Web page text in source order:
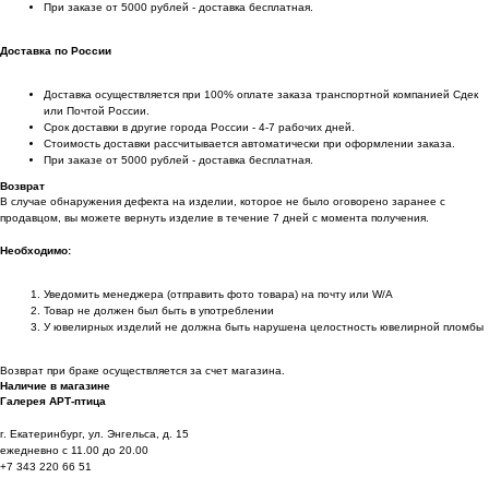
При заказе от 5000 рублей - доставка бесплатная.
Доставка по России
Доставка осуществляется при 100% оплате заказа транспортной компанией Сдек
или Почтой России.
Срок доставки в другие города России - 4-7 рабочих дней.
Стоимость доставки рассчитывается автоматически при оформлении заказа.
При заказе от 5000 рублей - доставка бесплатная.
Возврат
В случае обнаружения дефекта на изделии, которое не было оговорено заранее с
продавцом, вы можете вернуть изделие в течение 7 дней с момента получения.
Необходимо:
Уведомить менеджера (отправить фото товара) на почту или W/А
Товар не должен был быть в употреблении
У ювелирных изделий не должна быть нарушена целостность ювелирной пломбы
Возврат при браке осуществляется за счет магазина.
Наличие в магазине
Галерея АРТ-птица
г. Екатеринбург, ул. Энгельса, д. 15
ежедневно с 11.00 до 20.00
+7 343 220 66 51